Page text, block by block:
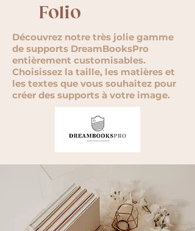
Folio
Découvrez notre très jolie gamme
de supports DreamBooksPro
entièrement customisables.
Choisissez la taille, les matières et
les textes que vous souhaitez pour
créer des supports à votre image.